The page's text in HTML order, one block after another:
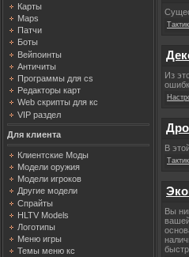
Карты
Maps
Патчи
Боты
Вейпоинты
Античиты
Программы для cs
Редакторы карт
Web скрипты для кс
VIP раздел
Для клиента
Клиентские Моды
Модели оружия
Модели игроков
Другие модели
Спрайты
HLTV Models
Логотипы
Меню игры
Темы меню кс
Из
В
Вы